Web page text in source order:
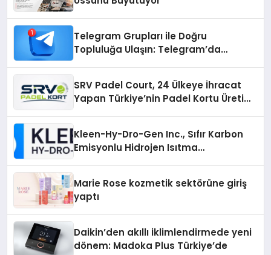
Telegram Grupları ile Doğru
Topluluğa Ulaşın: Telegram’da
SRV Padel Court, 24 Ülkeye İhracat
Yapan Türkiye’nin Padel Kortu Üretim
Kleen-Hy-Dro-Gen Inc., Sıfır Karbon
Emisyonlu Hidrojen Isıtma
Marie Rose kozmetik sektörüne giriş
yaptı
Daikin’den akıllı iklimlendirmede yeni
dönem: Madoka Plus Türkiye’de